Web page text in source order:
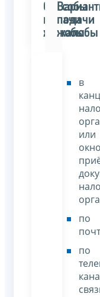
Способы
подачи
жалобы
подачи
жалобы
в
или
окно
по
по